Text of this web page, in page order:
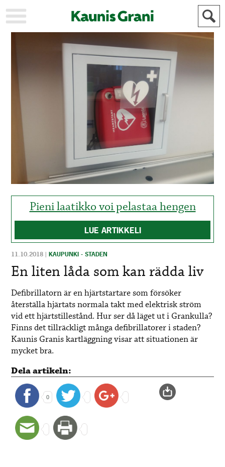
STADEN
AKTUELLT
KULTUR
HISTORIA
HISTORIA
YLEINEN
ALLMÄN
MAINOSTAJILLE
FÖR
ANNONSÖRER
Pieni laatikko voi pelastaa hengen
LUE ARTIKKELI
11.10.2018 |KAUPUNKI - STADEN
En liten låda som kan rädda liv
Defibrillatorn är en hjärtstartare som försöker
återställa hjärtats normala takt med elektrisk ström
vid ett hjärtstillestånd. Hur ser då läget ut i Grankulla?
Finns det tillräckligt många defibrillatorer i staden?
Kaunis Granis kartläggning visar att situationen är
mycket bra.
Dela artikeln:
0